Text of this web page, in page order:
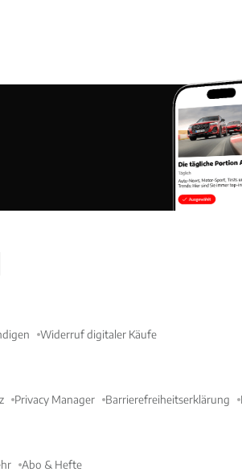
Widerruf digitaler Käufe
Privacy Manager Barrierefreiheitserklärung
Abo & Hefte